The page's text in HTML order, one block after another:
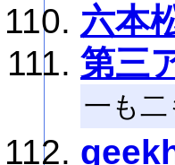
六本
第三
一も